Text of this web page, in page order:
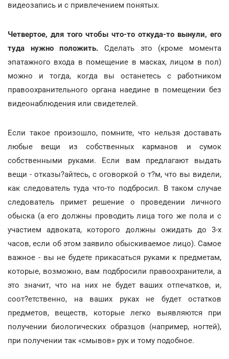
видеозапись и с привлечением понятых.
Четвертое, для того чтобы что-то откуда-то вынули, его
туда нужно положить. Сделать это (кроме момента
эпатажного входа в помещение в масках, лицом в пол)
можно и тогда, когда вы останетесь с работником
правоохранительного органа наедине в помещении без
видеонаблюдения или свидетелей.
Если такое произошло, помните, что нельзя доставать
любые вещи из собственных карманов и сумок
собственными руками. Если вам предлагают выдать
вещи - отказы?айтесь, с оговоркой о т?м, что вы видели,
как следователь туда что-то подбросил. В таком случае
следователь примет решение о проведении личного
обыска (а его должны проводить лица того же пола и с
участием адвоката, которого должны ожидать до 3-х
часов, если об этом заявило обыскиваемое лицо). Самое
важное - вы не будете прикасаться руками к предметам,
которые, возможно, вам подбросили правоохранители, а
это значит, что на них не будет ваших отпечатков, и,
соот?етственно, на ваших руках не будет остатков
предметов, веществ, которые легко выявляются при
получении биологических образцов (например, ногтей),
при получении так «смывов» рук и тому подобное.